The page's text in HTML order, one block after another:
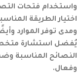
واستخدام فتحات
اختيار الطريقة
ومدى توفر الموارد
يُفضل استشارة
النصائح المناسبة
وفعال.